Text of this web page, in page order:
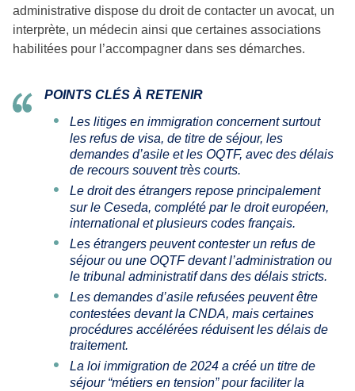
administrative dispose du droit de contacter un avocat, un
interprète, un médecin ainsi que certaines associations
habilitées pour l’accompagner dans ses démarches.
POINTS CLÉS À RETENIR
Les litiges en immigration concernent surtout
les refus de visa, de titre de séjour, les
demandes d’asile et les OQTF, avec des délais
de recours souvent très courts.
Le droit des étrangers repose principalement
sur le Ceseda, complété par le droit européen,
international et plusieurs codes français.
Les étrangers peuvent contester un refus de
séjour ou une OQTF devant l’administration ou
le tribunal administratif dans des délais stricts.
Les demandes d’asile refusées peuvent être
contestées devant la CNDA, mais certaines
procédures accélérées réduisent les délais de
traitement.
La loi immigration de 2024 a créé un titre de
séjour “métiers en tension” pour faciliter la